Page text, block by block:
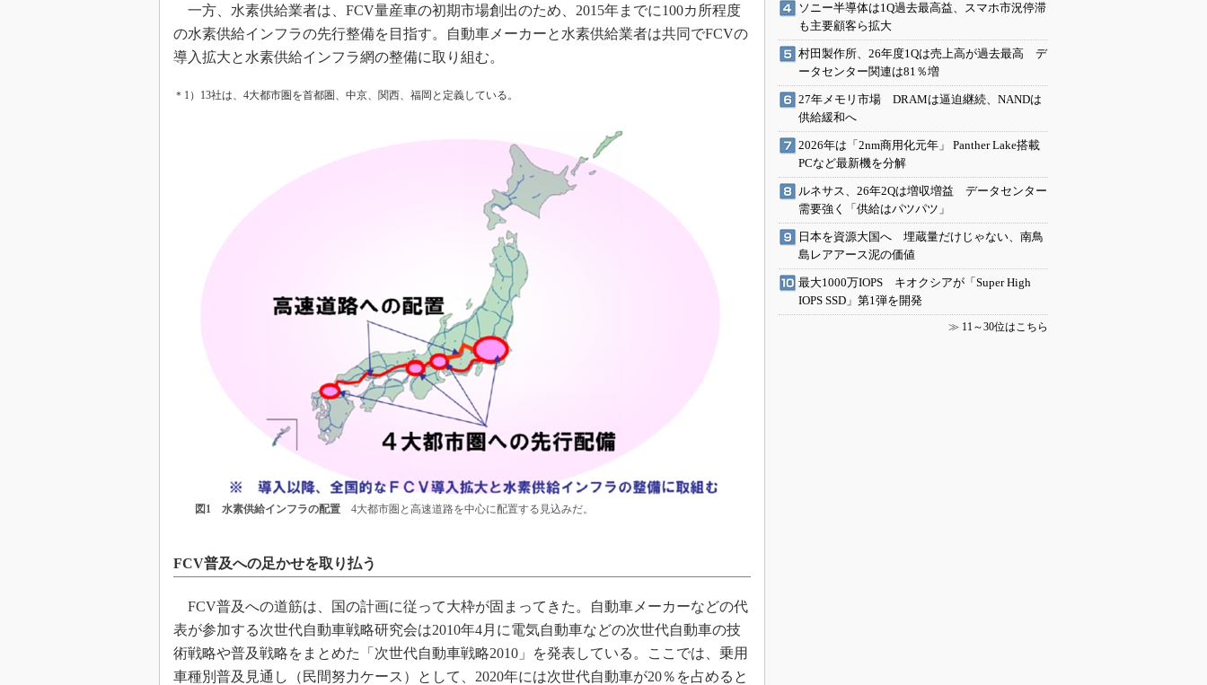
一方、水素供給業者は、FCV量産車の初期市場創出のため、2015年までに100カ所程度
の水素供給インフラの先行整備を目指す。自動車メーカーと水素供給業者は共同でFCVの
導入拡大と水素供給インフラ網の整備に取り組む。
＊1）13社は、4大都市圏を首都圏、中京、関西、福岡と定義している。
図1 水素供給インフラの配置4大都市圏と高速道路を中心に配置する見込みだ。
FCV普及への足かせを取り払う
FCV普及への道筋は、国の計画に従って大枠が固まってきた。自動車メーカーなどの代
表が参加する次世代自動車戦略研究会は2010年4月に電気自動車などの次世代自動車の技
術戦略や普及戦略をまとめた「次世代自動車戦略2010」を発表している。ここでは、乗用
車種別普及見通し（民間努力ケース）として、2020年には次世代自動車が20％を占めると
ソニー半導体は1Q過去最高益、スマホ市況停滞
も主要顧客ら拡大
村田製作所、26年度1Qは売上高が過去最高 デ
ータセンター関連は81％増
27年メモリ市場 DRAMは逼迫継続、NANDは
供給緩和へ
2026年は「2nm商用化元年」 Panther Lake搭載
PCなど最新機を分解
ルネサス、26年2Qは増収増益 データセンター
需要強く「供給はパツパツ」
日本を資源大国へ 埋蔵量だけじゃない、南鳥
島レアアース泥の価値
最大1000万IOPS キオクシアが「Super High
IOPS SSD」第1弾を開発
≫ 11～30位はこちら